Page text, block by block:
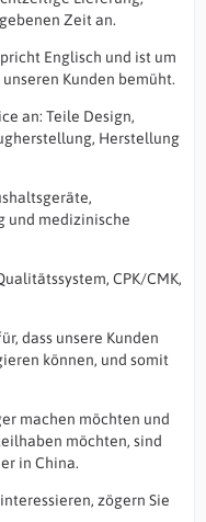
Zeit an.
Englisch und ist um
Kunden bemüht.
an: Teile Design,
Herstellung
und medizinische
CPK/CMK,
dass unsere Kunden
können, und somit
machen möchten und
möchten, sind
in China.
zögern Sie